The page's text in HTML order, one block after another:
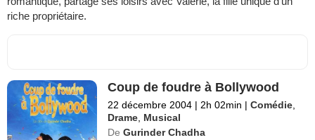
riche propriétaire.
Coup de foudre à Bollywood
22 décembre 2004 | 2h 02min | Comédie
Drame Musical
De Gurinder Chadha